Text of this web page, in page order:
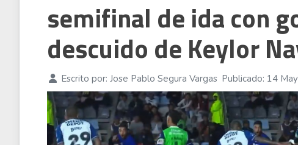
Santo Domingo 2026
semifinal de ida con
descuido de Keylor
Escrito por: Jose Pablo Segura Vargas Publicado: 14